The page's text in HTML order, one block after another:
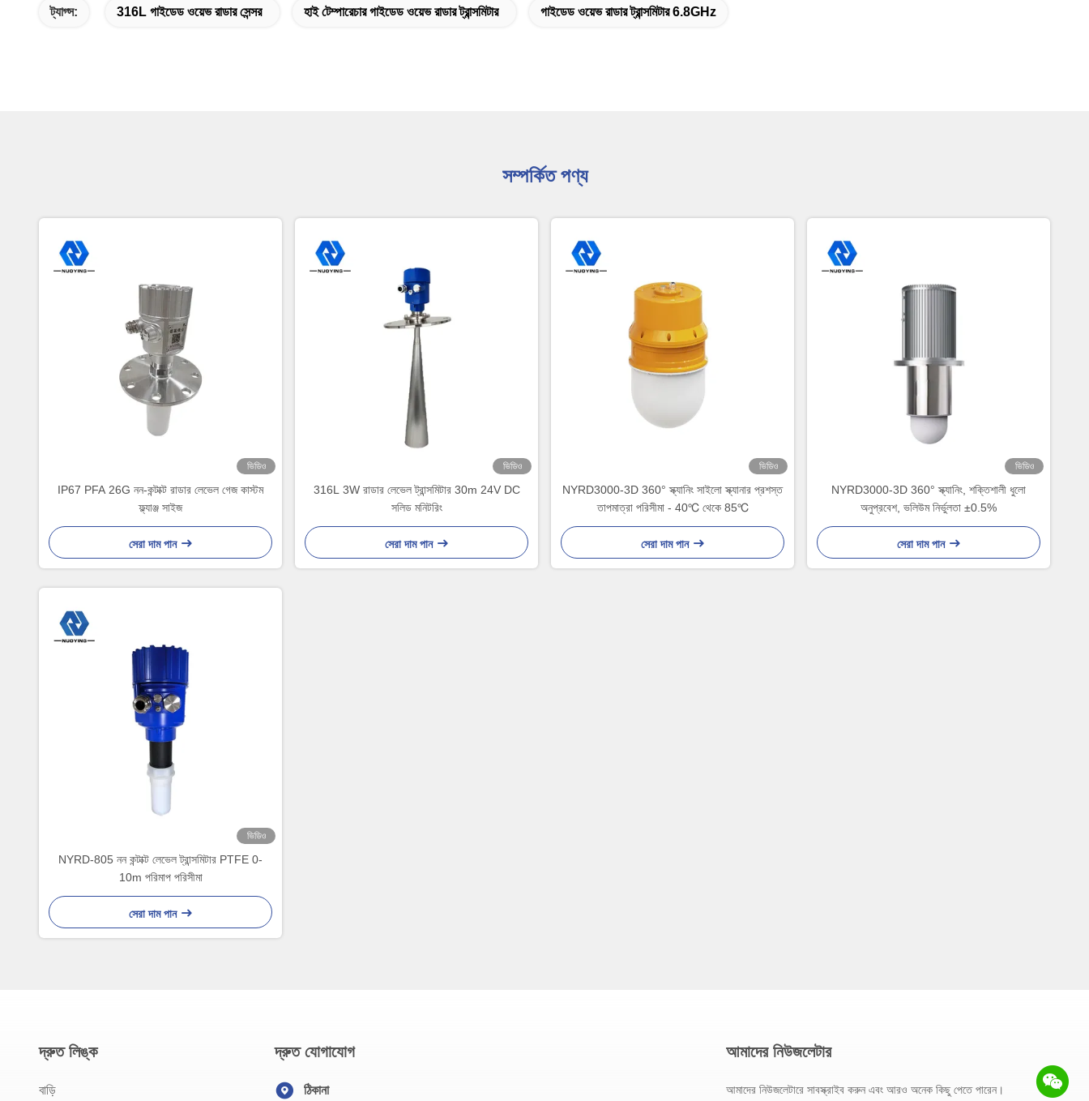
ট্যাগ্স: 316L গাইডেড ওয়েভ রাডার সেন্সর হাই টেম্পারেচার গাইডেড ওয়েভ রাডার ট্রান্সমিটার গাইডেড ওয়েভ রাডার ট্রান্সমিটার 6.8GHz
সম্পর্কিত পণ্য
ভিডিও
IP67 PFA 26G নন-কন্টাক্ট রাডার লেভেল গেজ কাস্টম
ফ্ল্যাঞ্জ সাইজ
সেরা দাম পান
ভিডিও
316L 3W রাডার লেভেল ট্রান্সমিটার 30m 24V DC
সলিড মনিটরিং
সেরা দাম পান
ভিডিও
NYRD3000-3D 360° স্ক্যানিং সাইলো স্ক্যানার প্রশস্ত
তাপমাত্রা পরিসীমা - 40℃ থেকে 85℃
সেরা দাম পান
ভিডিও
NYRD3000-3D 360° স্ক্যানিং, শক্তিশালী ধুলো
অনুপ্রবেশ, ভলিউম নির্ভুলতা ±0.5%
সেরা দাম পান
ভিডিও
NYRD-805 নন কন্টাক্ট লেভেল ট্রান্সমিটার PTFE 0-
10m পরিমাপ পরিসীমা
সেরা দাম পান
দ্রুত লিঙ্ক
বাড়ি
দ্রুত যোগাযোগ
ঠিকানা
আমাদের নিউজলেটার
আমাদের নিউজলেটারে সাবস্ক্রাইব করুন এবং আরও অনেক কিছু পেতে পারেন।